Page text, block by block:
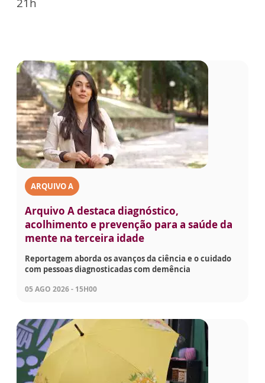
21h
ARQUIVO A
Arquivo A destaca diagnóstico,
acolhimento e prevenção para a saúde da
mente na terceira idade
Reportagem aborda os avanços da ciência e o cuidado
com pessoas diagnosticadas com demência
05 AGO 2026 - 15H00